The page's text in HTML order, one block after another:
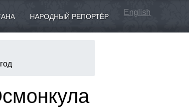
НАРОДНЫЙ РЕПОРТЁР English